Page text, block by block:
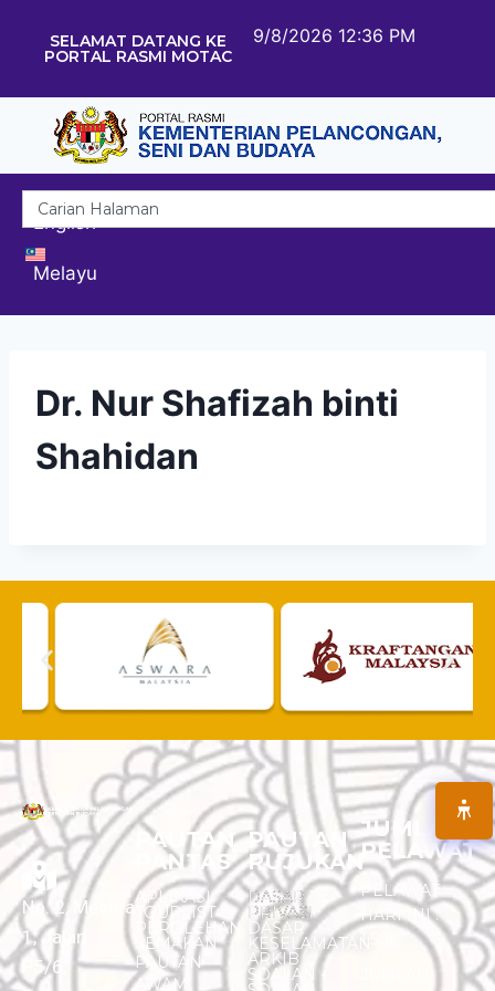
SELAMAT DATANG KE
PORTAL RASMI MOTAC
9/8/2026 12:36 PM
English
Melayu
Dr. Nur Shafizah binti
Shahidan
No. 2, Menara
1, Jalan
P5/6,
PAUTAN
PANTAS
APLIKASI
TOURLIST
PEROLEHAN
SEMAKAN
PAUTAN
AWAM
PAUTAN
RUJUKAN
DASAR
PRIVASI
DASAR
KESELAMATAN
ARKIB
SOALAN -
JUMLAH
PELAWAT
PELAWAT
HARI INI :